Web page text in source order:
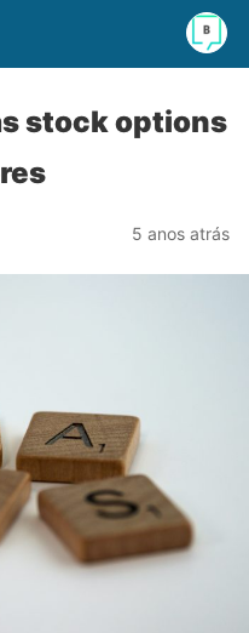
stock options
5 anos atrás